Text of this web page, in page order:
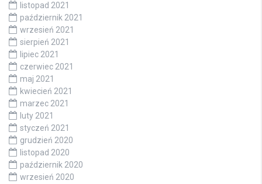
listopad 2021
październik 2021
wrzesień 2021
sierpień 2021
lipiec 2021
czerwiec 2021
maj 2021
kwiecień 2021
marzec 2021
luty 2021
styczeń 2021
grudzień 2020
listopad 2020
październik 2020
wrzesień 2020